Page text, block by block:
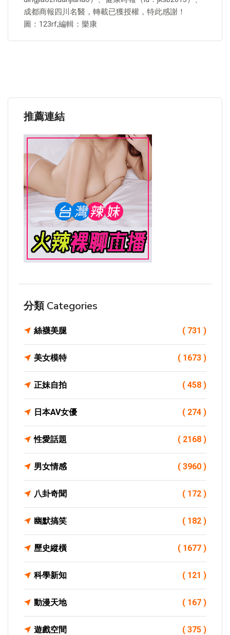
成都商報四川名醫，轉載已獲授權，特此感謝！
圖：123rf;編輯：樂康
推薦連結
分類 Categories
絲襪美腿 ( 731 )
美女模特 ( 1673 )
正妹自拍 ( 458 )
日本AV女優 ( 274 )
性愛話題 ( 2168 )
男女情感 ( 3960 )
八卦奇聞 ( 172 )
幽默搞笑 ( 182 )
歷史縱橫 ( 1677 )
科學新知 ( 121 )
動漫天地 ( 167 )
遊戲空間 ( 375 )